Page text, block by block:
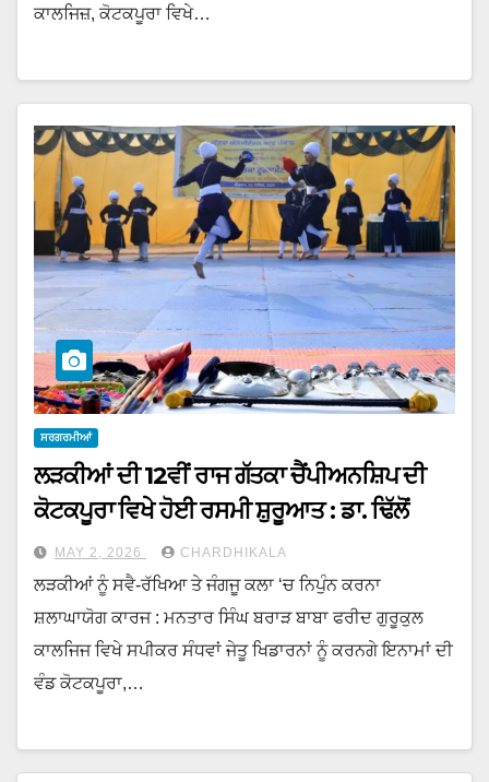
ਕਾਲਜਿਜ਼, ਕੋਟਕਪੂਰਾ ਵਿਖੇ…
ਸਰਗਰਮੀਆਂ
ਲੜਕੀਆਂ ਦੀ 12ਵੀਂ ਰਾਜ ਗੱਤਕਾ ਚੈਂਪੀਅਨਸ਼ਿਪ ਦੀ
ਕੋਟਕਪੂਰਾ ਵਿਖੇ ਹੋਈ ਰਸਮੀ ਸ਼ੁਰੂਆਤ : ਡਾ. ਢਿੱਲੋਂ
MAY 2, 2026 CHARDHIKALA
ਲੜਕੀਆਂ ਨੂੰ ਸਵੈ-ਰੱਖਿਆ ਤੇ ਜੰਗਜੂ ਕਲਾ ‘ਚ ਨਿਪੁੰਨ ਕਰਨਾ
ਸ਼ਲਾਘਾਯੋਗ ਕਾਰਜ : ਮਨਤਾਰ ਸਿੰਘ ਬਰਾੜ ਬਾਬਾ ਫਰੀਦ ਗੁਰੂਕੁਲ
ਕਾਲਜਿਜ ਵਿਖੇ ਸਪੀਕਰ ਸੰਧਵਾਂ ਜੇਤੂ ਖਿਡਾਰਨਾਂ ਨੂੰ ਕਰਨਗੇ ਇਨਾਮਾਂ ਦੀ
ਵੰਡ ਕੋਟਕਪੂਰਾ,…